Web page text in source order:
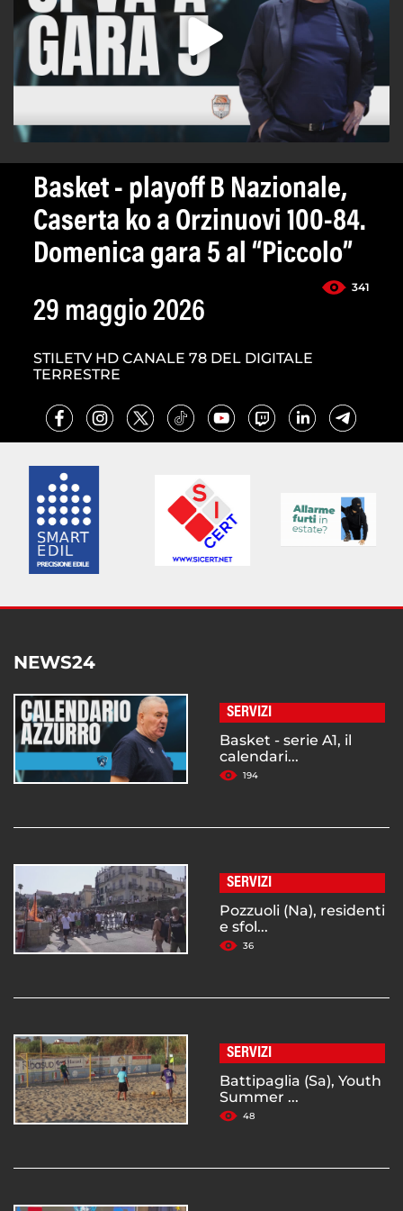
Basket - playoff B Nazionale,
Caserta ko a Orzinuovi 100-84.
Domenica gara 5 al “Piccolo”
341
29 maggio 2026
STILETV HD CANALE 78 DEL DIGITALE
TERRESTRE
NEWS24
SERVIZI
Basket - serie A1, il
calendari...
194
SERVIZI
Pozzuoli (Na), residenti
e sfol...
36
SERVIZI
Battipaglia (Sa), Youth
Summer ...
48